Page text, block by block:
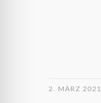
2. MÄRZ 2021